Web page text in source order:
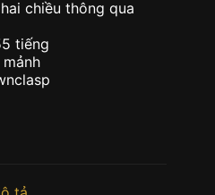
chiều thông qua
tiếng